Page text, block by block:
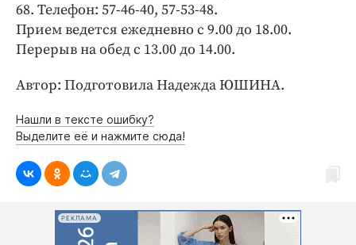
68. Телефон: 57-46-40, 57-53-48.
Прием ведется ежедневно с 9.00 до 18.00.
Перерыв на обед с 13.00 до 14.00.
Автор: Подготовила Надежда ЮШИНА.
Нашли в тексте ошибку?
Выделите её и нажмите сюда!
РЕКЛАМА